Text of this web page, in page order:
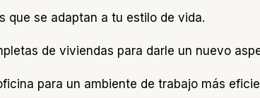
que se adaptan a tu estilo de vida.
de viviendas para darle un nuevo
para un ambiente de trabajo más